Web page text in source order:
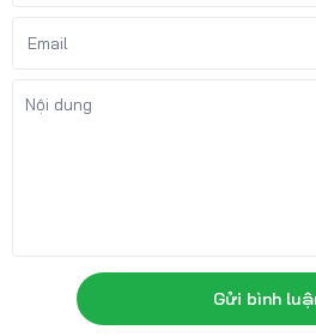
Gửi bình